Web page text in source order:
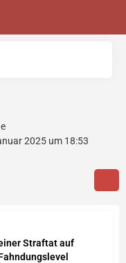
2025 um 18:53
Straftat auf